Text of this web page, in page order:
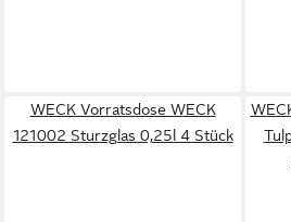
WECK Vorratsdose WECK
121002 Sturzglas 0,25l 4 Stück